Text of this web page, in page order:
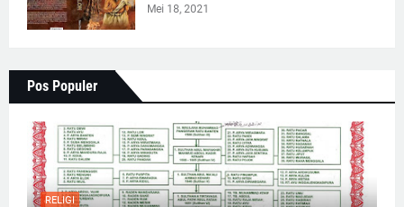
Mei 18, 2021
Pos Populer
RELIGI